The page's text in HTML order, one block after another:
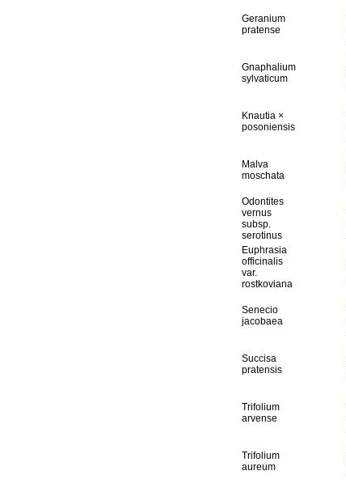
Geranium
pratense
Gnaphalium
sylvaticum
Knautia ×
posoniensis
Malva
moschata
Odontites
vernus
subsp.
serotinus
Euphrasia
officinalis
var.
rostkoviana
Senecio
jacobaea
Succisa
pratensis
Trifolium
arvense
Trifolium
aureum